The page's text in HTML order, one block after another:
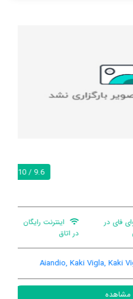
در
اینترنت رایگان
در اتاق
Aiandio, Kaki Vigla,